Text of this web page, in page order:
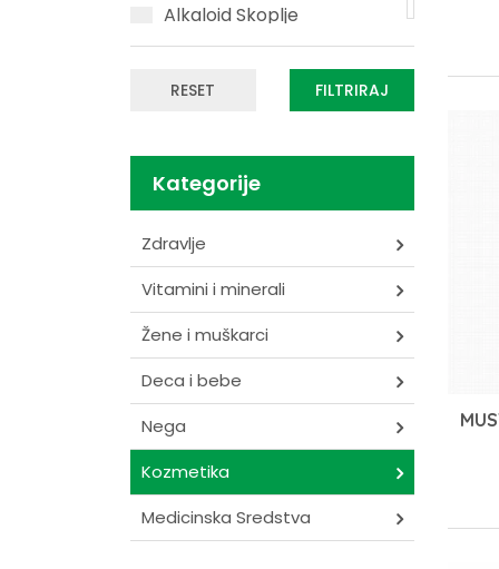
Alkaloid Skoplje
Alpecin
Alpen Pharm
Alternativa Medica
Anafarm
Armedina
Bayer
Beopanax
Bioandina
Bioclinica
Bioderma
Biogaia
Centrum
Crystal Derma
Dacom Pharma
RESET FILTRIRAJ
Kategorije
Zdravlje
Vitamini i minerali
Žene i muškarci
Deca i bebe
Nega
Kozmetika
Medicinska Sredstva